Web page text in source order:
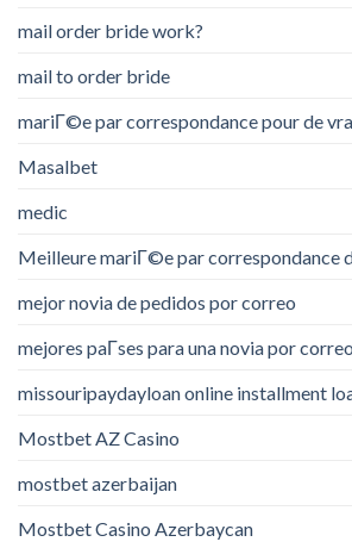
mail order bride work?
mail to order bride
mariГ©e par correspondance pour de
Masalbet
medic
Meilleure mariГ©e par correspondance
mejor novia de pedidos por correo
mejores paГ­ses para una novia por correo
missouripaydayloan online installment
Mostbet AZ Casino
mostbet azerbaijan
Mostbet Casino Azerbaycan